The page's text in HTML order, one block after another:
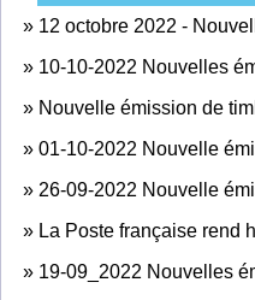
» 12 octobre 2022 -
» 10-10-2022 Nouvelles
» Nouvelle émission de
» 01-10-2022 Nouvelle
» 26-09-2022 Nouvelle
» La Poste française rend
» 19-09_2022 Nouvelles